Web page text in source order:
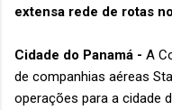
extensa rede de rotas
Cidade do Panamá - A
de companhias aéreas
operações para a cidade